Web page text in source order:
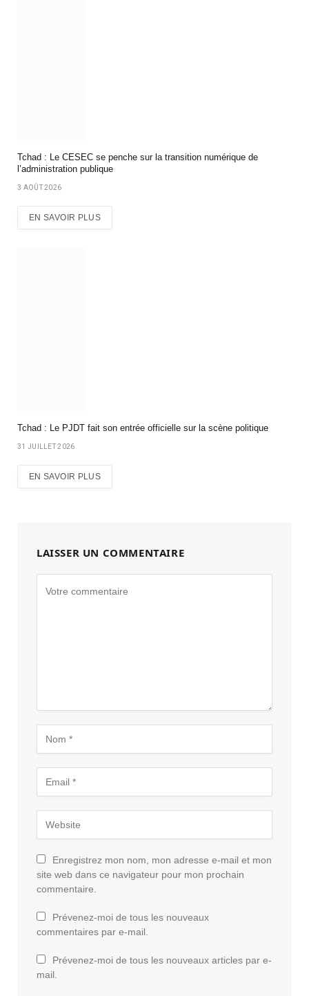
Tchad : Le CESEC se penche sur la transition numérique de
l’administration publique
3 AOÛT 2026
EN SAVOIR PLUS
Tchad : Le PJDT fait son entrée officielle sur la scène politique
31 JUILLET 2026
EN SAVOIR PLUS
LAISSER UN COMMENTAIRE
Enregistrez mon nom, mon adresse e-mail et mon
site web dans ce navigateur pour mon prochain
commentaire.
Prévenez-moi de tous les nouveaux
commentaires par e-mail.
Prévenez-moi de tous les nouveaux articles par e-
mail.